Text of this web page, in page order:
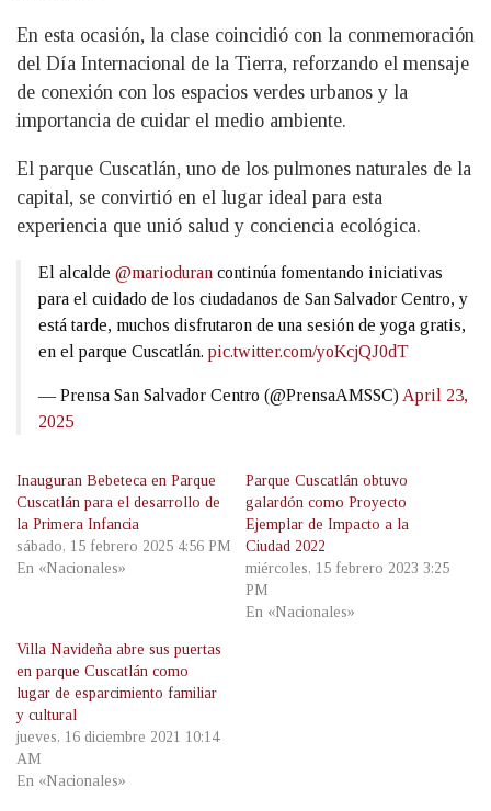
En esta ocasión, la clase coincidió con la conmemoración
del Día Internacional de la Tierra, reforzando el mensaje
de conexión con los espacios verdes urbanos y la
importancia de cuidar el medio ambiente.
El parque Cuscatlán, uno de los pulmones naturales de la
capital, se convirtió en el lugar ideal para esta
experiencia que unió salud y conciencia ecológica.
El alcalde @marioduran continúa fomentando iniciativas
para el cuidado de los ciudadanos de San Salvador Centro, y
está tarde, muchos disfrutaron de una sesión de yoga gratis,
en el parque Cuscatlán. pic.twitter.com/yoKcjQJ0dT
— Prensa San Salvador Centro (@PrensaAMSSC) April 23,
2025
Inauguran Bebeteca en Parque
Cuscatlán para el desarrollo de
la Primera Infancia
sábado, 15 febrero 2025 4:56 PM
En «Nacionales»
Parque Cuscatlán obtuvo
galardón como Proyecto
Ejemplar de Impacto a la
Ciudad 2022
miércoles, 15 febrero 2023 3:25
PM
En «Nacionales»
Villa Navideña abre sus puertas
en parque Cuscatlán como
lugar de esparcimiento familiar
y cultural
jueves, 16 diciembre 2021 10:14
AM
En «Nacionales»